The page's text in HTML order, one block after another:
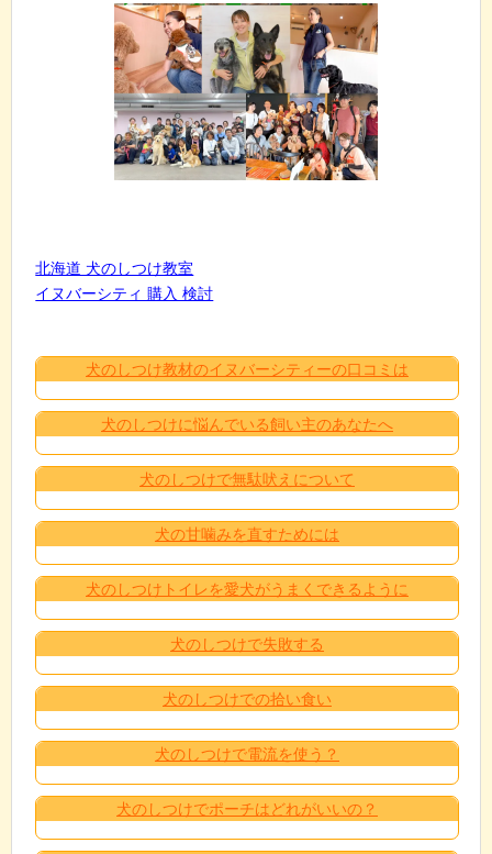
北海道 犬のしつけ教室
イヌバーシティ 購入 検討
犬のしつけ教材のイヌバーシティーの口コミは
犬のしつけに悩んでいる飼い主のあなたへ
犬のしつけで無駄吠えについて
犬の甘噛みを直すためには
犬のしつけトイレを愛犬がうまくできるように
犬のしつけで失敗する
犬のしつけでの拾い食い
犬のしつけで電流を使う？
犬のしつけでポーチはどれがいいの？